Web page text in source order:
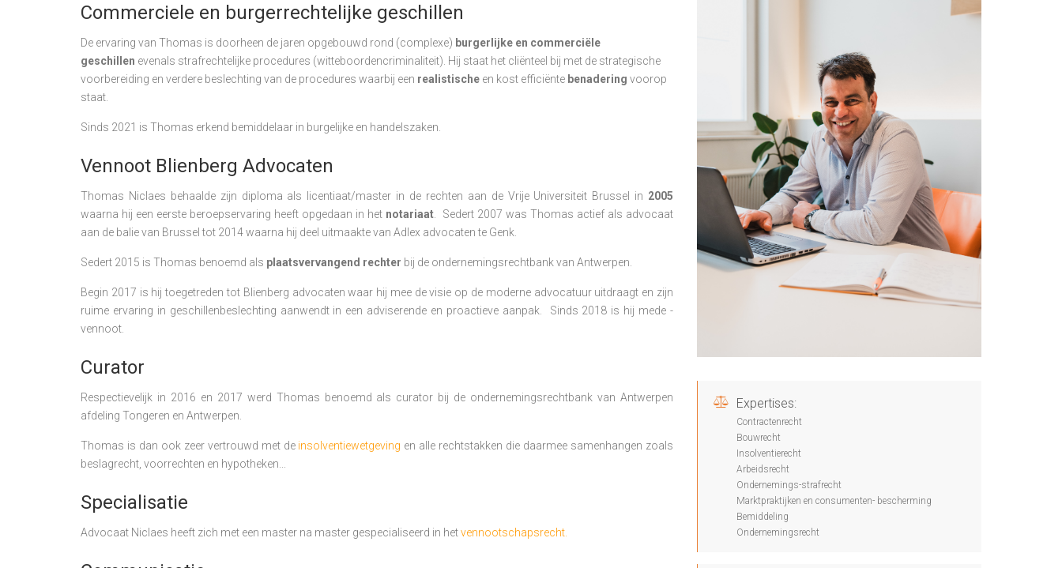
Commerciele en burgerrechtelijke geschillen
De ervaring van Thomas is doorheen de jaren opgebouwd rond (complexe) burgerlijke en commerciële
geschillen evenals strafrechtelijke procedures (witteboordencriminaliteit). Hij staat het cliënteel bij met de strategische
voorbereiding en verdere beslechting van de procedures waarbij een realistische en kost efficiënte benadering voorop
staat.
Sinds 2021 is Thomas erkend bemiddelaar in burgelijke en handelszaken.
Vennoot Blienberg Advocaten
Thomas Niclaes behaalde zijn diploma als licentiaat/master in de rechten aan de Vrije Universiteit Brussel in 2005
waarna hij een eerste beroepservaring heeft opgedaan in het notariaat . Sedert 2007 was Thomas actief als advocaat
aan de balie van Brussel tot 2014 waarna hij deel uitmaakte van Adlex advocaten te Genk.
Sedert 2015 is Thomas benoemd als plaatsvervangend rechter bij de ondernemingsrechtbank van Antwerpen.
Begin 2017 is hij toegetreden tot Blienberg advocaten waar hij mee de visie op de moderne advocatuur uitdraagt en zijn
ruime ervaring in geschillenbeslechting aanwendt in een adviserende en proactieve aanpak. Sinds 2018 is hij mede -
vennoot.
Curator
Respectievelijk in 2016 en 2017 werd Thomas benoemd als curator bij de ondernemingsrechtbank van Antwerpen
afdeling Tongeren en Antwerpen.
Thomas is dan ook zeer vertrouwd met de insolventiewetgeving en alle rechtstakken die daarmee samenhangen zoals
beslagrecht, voorrechten en hypotheken...
Specialisatie
Advocaat Niclaes heeft zich met een master na master gespecialiseerd in hetvennootschapsrecht.
Expertises:
Contractenrecht
Bouwrecht
Insolventierecht
Arbeidsrecht
Ondernemings-strafrecht
Marktpraktijken en consumenten- bescherming
Bemiddeling
Ondernemingsrecht